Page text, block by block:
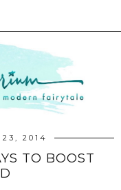
23, 2014
TO BOOST